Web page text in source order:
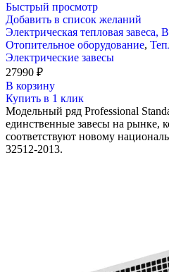
Быстрый просмотр
Добавить в список желаний
Электрическая тепловая завеса,
Отопительное оборудование,
Электрические завесы
27990 ₽
В корзину
Купить в 1 клик
Модельный ряд Professional
единственные завесы на рынке,
соответствуют новому
32512-2013.